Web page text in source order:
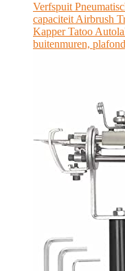
Verfspuit
capaciteit Airbrush
Kapper Tatoo
buitenmuren,